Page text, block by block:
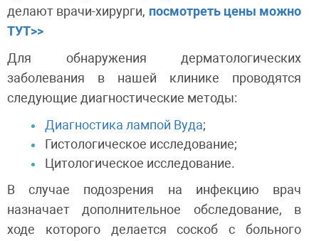
делают врачи-хирурги, посмотреть цены можно
ТУТ>>
Для обнаружения дерматологических
заболевания в нашей клинике проводятся
следующие диагностические методы:
Диагностика лампой Вуда;
Гистологическое исследование;
Цитологическое исследование.
В случае подозрения на инфекцию врач
назначает дополнительное обследование, в
ходе которого делается соскоб с больного